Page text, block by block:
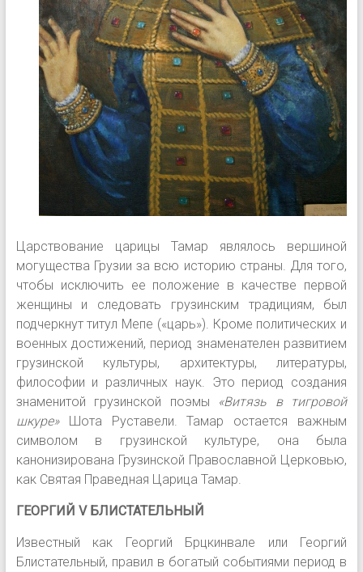
Царствование царицы Тамар являлось вершиной
могущества Грузии за всю историю страны. Для того,
чтобы исключить ее положение в качестве первой
женщины и следовать грузинским традициям, был
подчеркнут титул Мепе («царь»). Кроме политических и
военных достижений, период знаменателен развитием
грузинской культуры, архитектуры, литературы,
философии и различных наук. Это период создания
знаменитой грузинской поэмы «Витязь в тигровой
шкуре» Шота Руставели. Тамар остается важным
символом в грузинской культуре, она была
канонизирована Грузинской Православной Церковью,
как Святая Праведная Царица Тамар.
ГЕОРГИЙ V БЛИСТАТЕЛЬНЫЙ
Известный как Георгий Брцкинвале или Георгий
Блистательный, правил в богатый событиями период в